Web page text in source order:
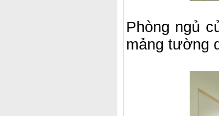
Phòng ngủ
mảng tường